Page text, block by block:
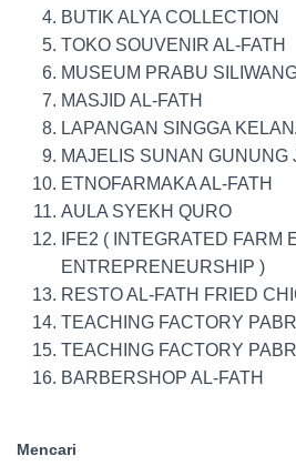
BUTIK ALYA COLLECTION
TOKO SOUVENIR AL-FATH
MUSEUM PRABU
MASJID AL-FATH
LAPANGAN SINGGA
MAJELIS SUNAN GUNUNG
ETNOFARMAKA AL-FATH
AULA SYEKH QURO
IFE2 ( INTEGRATED FARM
ENTREPRENEURSHIP )
RESTO AL-FATH FRIED
TEACHING FACTORY
TEACHING FACTORY
BARBERSHOP AL-FATH
Mencari